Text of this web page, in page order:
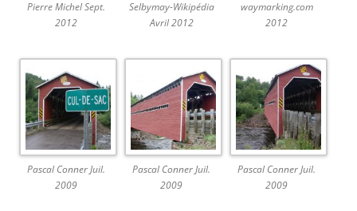
Pierre Michel Sept.
2012
Selbymay-Wikipédia
Avril 2012
waymarking.com
2012
Pascal Conner Juil.
2009
Pascal Conner Juil.
2009
Pascal Conner Juil.
2009